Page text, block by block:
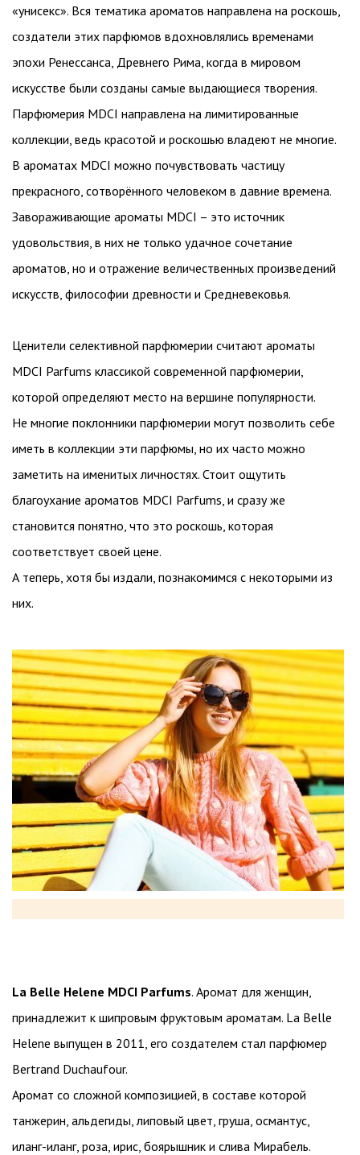
«унисекс». Вся тематика ароматов направлена на роскошь,
создатели этих парфюмов вдохновлялись временами
эпохи Ренессанса, Древнего Рима, когда в мировом
искусстве были созданы самые выдающиеся творения.
Парфюмерия MDCI направлена на лимитированные
коллекции, ведь красотой и роскошью владеют не многие.
В ароматах MDCI можно почувствовать частицу
прекрасного, сотворённого человеком в давние времена.
Завораживающие ароматы MDCI – это источник
удовольствия, в них не только удачное сочетание
ароматов, но и отражение величественных произведений
искусств, философии древности и Средневековья.
Ценители селективной парфюмерии считают ароматы
MDCI Parfums классикой современной парфюмерии,
которой определяют место на вершине популярности.
Не многие поклонники парфюмерии могут позволить себе
иметь в коллекции эти парфюмы, но их часто можно
заметить на именитых личностях. Стоит ощутить
благоухание ароматов MDCI Parfums, и сразу же
становится понятно, что это роскошь, которая
соответствует своей цене.
А теперь, хотя бы издали, познакомимся с некоторыми из
них.
La Belle Helene MDCI Parfums. Аромат для женщин,
принадлежит к шипровым фруктовым ароматам. La Belle
Helene выпущен в 2011, его создателем стал парфюмер
Bertrand Duchaufour.
Аромат со сложной композицией, в составе которой
танжерин, альдегиды, липовый цвет, груша, османтус,
иланг-иланг, роза, ирис, боярышник и слива Мирабель.